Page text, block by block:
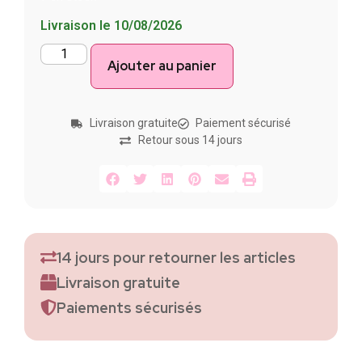
Livraison le 10/08/2026
Ajouter au panier
Livraison gratuite
Paiement sécurisé
Retour sous 14 jours
14 jours pour retourner les articles
Livraison gratuite
Paiements sécurisés